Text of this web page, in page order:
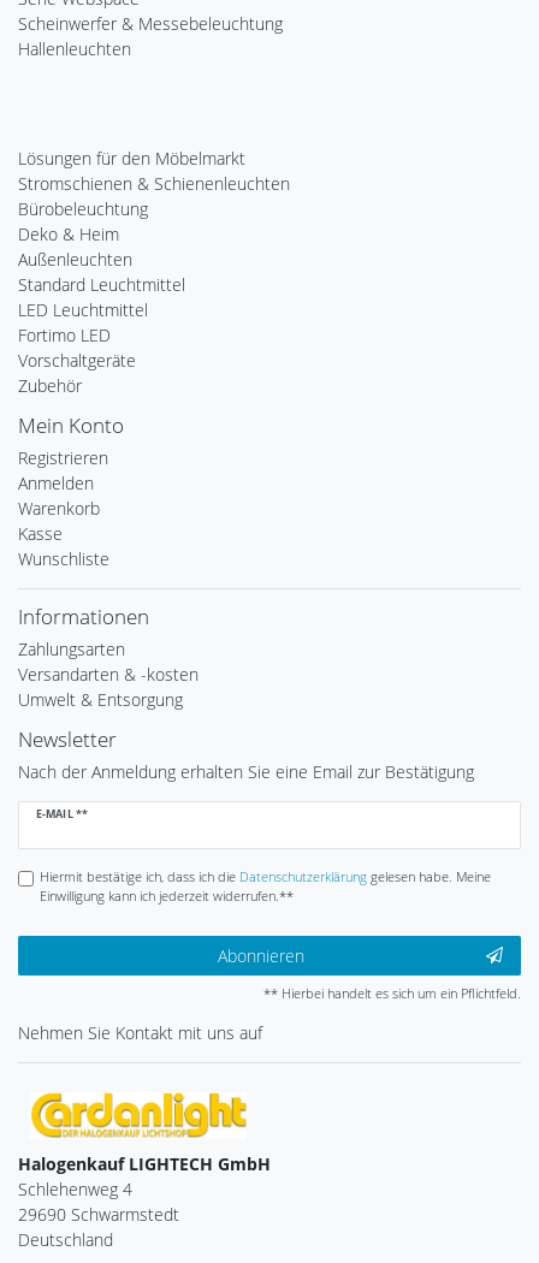
Scheinwerfer & Messebeleuchtung
Hallenleuchten
Lösungen für den Möbelmarkt
Stromschienen & Schienenleuchten
Bürobeleuchtung
Deko & Heim
Außenleuchten
Standard Leuchtmittel
LED Leuchtmittel
Fortimo LED
Vorschaltgeräte
Zubehör
Mein Konto
Registrieren
Anmelden
Warenkorb
Kasse
Wunschliste
Informationen
Zahlungsarten
Versandarten & -kosten
Umwelt & Entsorgung
Newsletter
Nach der Anmeldung erhalten Sie eine Email zur Bestätigung
E-MAIL **
Newsletter
Hiermit bestätige ich, dass ich die Daten­schutz­erklärunggelesen habe. Meine
Einwilligung kann ich jederzeit widerrufen.**
Abonnieren
** Hierbei handelt es sich um ein Pflichtfeld.
Nehmen Sie Kontakt mit uns auf
Halogenkauf LIGHTECH GmbH
Schlehenweg 4
29690 Schwarmstedt
Deutschland